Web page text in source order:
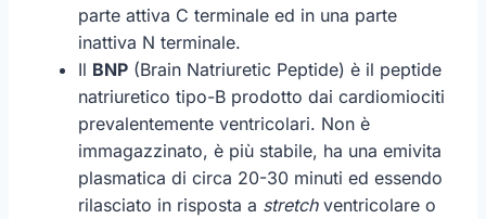
parte attiva C terminale ed in una parte
inattiva N terminale.
Il BNP (Brain Natriuretic Peptide) è il peptide
natriuretico tipo-B prodotto dai cardiomiociti
prevalentemente ventricolari. Non è
immagazzinato, è più stabile, ha una emivita
plasmatica di circa 20-30 minuti ed essendo
rilasciato in risposta a stretchventricolare o